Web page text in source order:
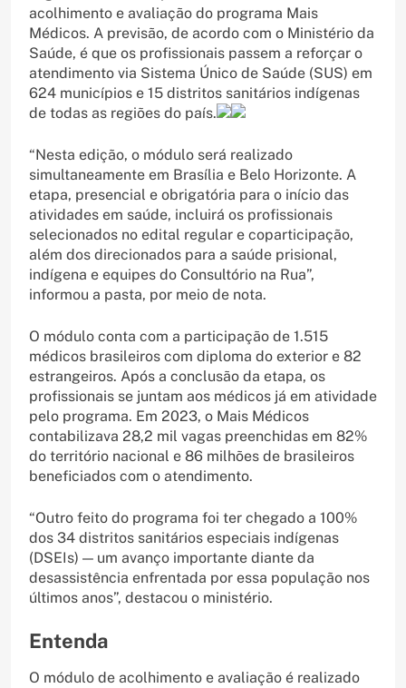
acolhimento e avaliação do programa Mais
Médicos. A previsão, de acordo com o Ministério da
Saúde, é que os profissionais passem a reforçar o
atendimento via Sistema Único de Saúde (SUS) em
624 municípios e 15 distritos sanitários indígenas
de todas as regiões do país.
“Nesta edição, o módulo será realizado
simultaneamente em Brasília e Belo Horizonte. A
etapa, presencial e obrigatória para o início das
atividades em saúde, incluirá os profissionais
selecionados no edital regular e coparticipação,
além dos direcionados para a saúde prisional,
indígena e equipes do Consultório na Rua”,
informou a pasta, por meio de nota.
O módulo conta com a participação de 1.515
médicos brasileiros com diploma do exterior e 82
estrangeiros. Após a conclusão da etapa, os
profissionais se juntam aos médicos já em atividade
pelo programa. Em 2023, o Mais Médicos
contabilizava 28,2 mil vagas preenchidas em 82%
do território nacional e 86 milhões de brasileiros
beneficiados com o atendimento.
“Outro feito do programa foi ter chegado a 100%
dos 34 distritos sanitários especiais indígenas
(DSEIs) — um avanço importante diante da
desassistência enfrentada por essa população nos
últimos anos”, destacou o ministério.
Entenda
O módulo de acolhimento e avaliação é realizado